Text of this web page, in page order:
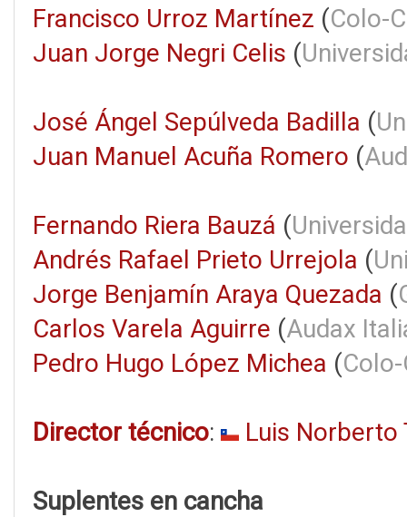
Francisco Urroz Martínez (Colo-
Juan Jorge Negri Celis (
José Ángel Sepúlveda Badilla (
Juan Manuel Acuña Romero (
Fernando Riera Bauzá (
Andrés Rafael Prieto Urrejola (
Jorge Benjamín Araya Quezada (
Carlos Varela Aguirre (Audax
Pedro Hugo López Michea (
Director técnico: Luis Norberto
Suplentes en cancha